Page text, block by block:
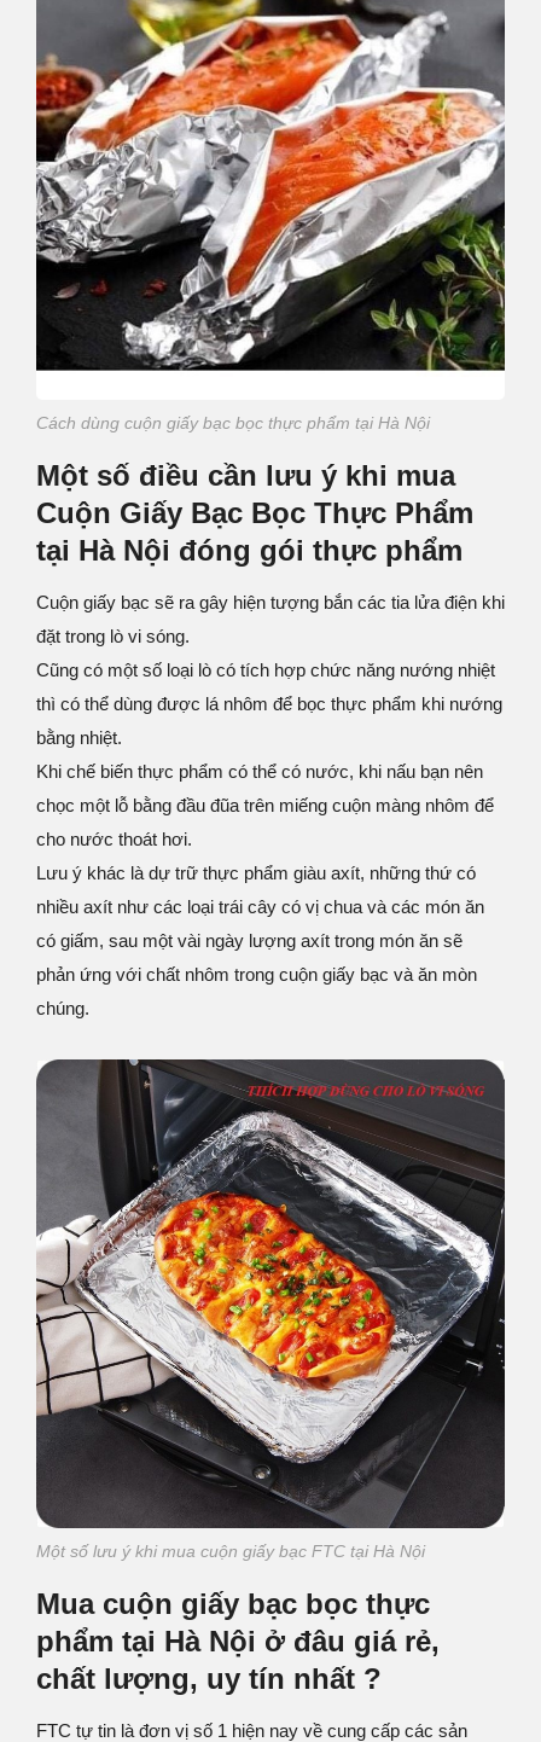
Cách dùng cuộn giấy bạc bọc thực phẩm tại Hà Nội
Một số điều cần lưu ý khi mua
Cuộn Giấy Bạc Bọc Thực Phẩm
tại Hà Nội đóng gói thực phẩm
Cuộn giấy bạc sẽ ra gây hiện tượng bắn các tia lửa điện khi
đặt trong lò vi sóng.
Cũng có một số loại lò có tích hợp chức năng nướng nhiệt
thì có thể dùng được lá nhôm để bọc thực phẩm khi nướng
bằng nhiệt.
Khi chế biến thực phẩm có thể có nước, khi nấu bạn nên
chọc một lỗ bằng đầu đũa trên miếng cuộn màng nhôm để
cho nước thoát hơi.
Lưu ý khác là dự trữ thực phẩm giàu axít, những thứ có
nhiều axít như các loại trái cây có vị chua và các món ăn
có giấm, sau một vài ngày lượng axít trong món ăn sẽ
phản ứng với chất nhôm trong cuộn giấy bạc và ăn mòn
chúng.
Một số lưu ý khi mua cuộn giấy bạc FTC tại Hà Nội
Mua cuộn giấy bạc bọc thực
phẩm tại Hà Nội ở đâu giá rẻ,
chất lượng, uy tín nhất ?
FTC tự tin là đơn vị số 1 hiện nay về cung cấp các sản